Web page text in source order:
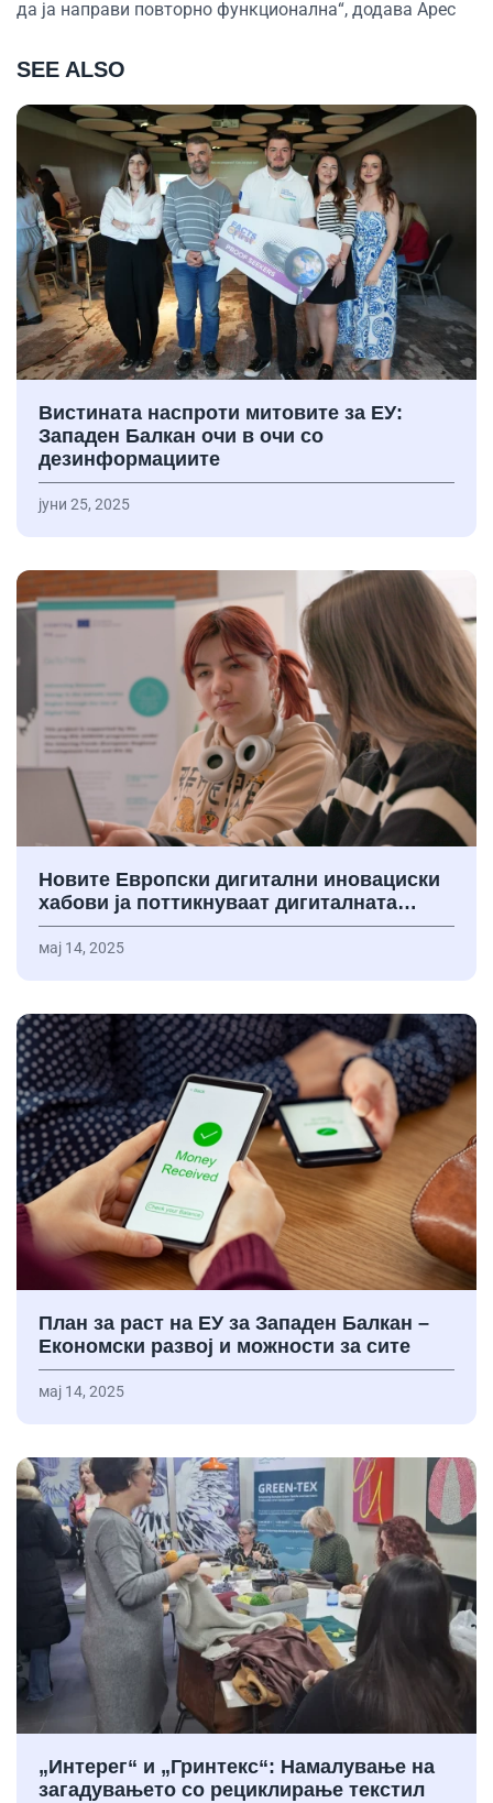
да ја направи повторно функционална“, додава Арес
SEE ALSO
Вистината наспроти митовите за ЕУ:
Западен Балкан очи в очи со
дезинформациите
јуни 25, 2025
Новите Европски дигитални иновациски
хабови ја поттикнуваат дигиталната…
мај 14, 2025
План за раст на ЕУ за Западен Балкан –
Економски развој и можности за сите
мај 14, 2025
„Интерег“ и „Гринтекс“: Намалување на
загадувањето со рециклирање текстил